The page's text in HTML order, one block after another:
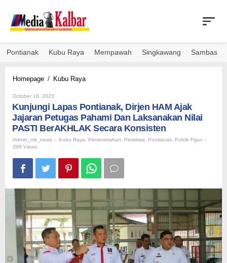
content
Pontianak Kubu Raya Mempawah Singkawang Sambas
Homepage / Kubu RayaKunjungi
Dirjen
HAM
Ajak
Jajaran
Petugas
Dan
Laksanakan
Nilai
PASTI
Secara
Konsisten
October 18, 2023
Kunjungi Lapas Pontianak, Dirjen HAM Ajak
Jajaran Petugas Pahami Dan Laksanakan Nilai
PASTI BerAKHLAK Secara Konsisten
Admin_mk_news - Kubu Raya Pemerintahan Peristiwa Pontianak Publik Figur -
399 Views